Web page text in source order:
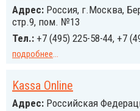
Адрес: Россия, г.Москва,
стр.9, пом. №13
Тел.: +7 (495) 225-58-44, +7
подробнее...
Kassa Online
Адрес: Российcкая